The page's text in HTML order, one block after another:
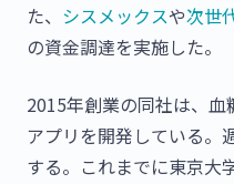
た、 シスメックスや次世
の資金調達を実施した。
2015年創業の同社は、
アプリを開発している。
する。これまでに東京大